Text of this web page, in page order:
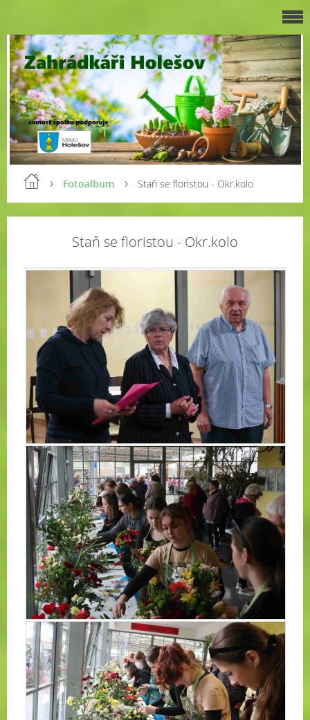
Fotoalbum Staň se floristou - Okr.kolo
Staň se floristou - Okr.kolo